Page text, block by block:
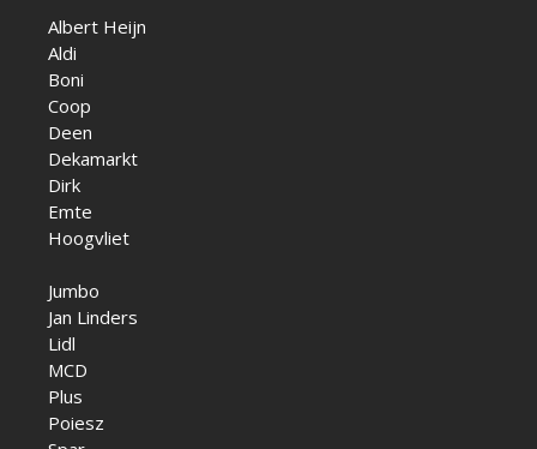
Albert Heijn
Aldi
Boni
Coop
Deen
Dekamarkt
Dirk
Emte
Hoogvliet
Jumbo
Jan Linders
Lidl
MCD
Plus
Poiesz